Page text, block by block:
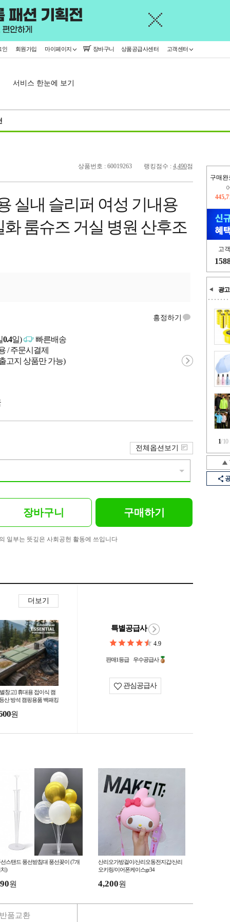
인 회원가입 마이페이지 장바구니 상품공급사센터 고객센터
서비스 한눈에 보기
구매완
오
고
광고
1/10
상품번호 : 60019263 랭킹점수 : 4,490점
실내 슬리퍼 여성 기내용
룸슈즈 거실 병원 산후조
흥정하기
0.4일)
빠른배송
/ 주문시결제
고지 상품만 가능)
전체옵션보기
장바구니 구매하기
일부는 뜻깊은 사회공헌 활동에 쓰입니다
더보기
창고] 휴대용 접이식 캠
산 방석 캠핑용품 백패킹
원
특별공급사
4.9
판매1등급 우수공급사
관심공급사
스탠드 풍선받침대 풍선꽂이 (7개
)
원
산리오가방걸이/산리오동전지갑/산리
오키링/이어폰케이스gr34
4,200원
반품교환